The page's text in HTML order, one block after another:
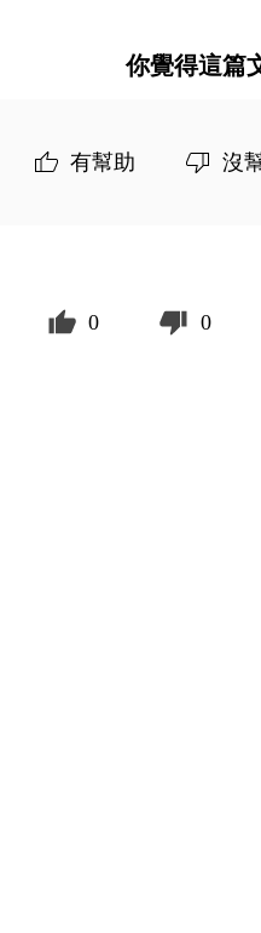
你覺得這篇
有幫助 沒
0 0